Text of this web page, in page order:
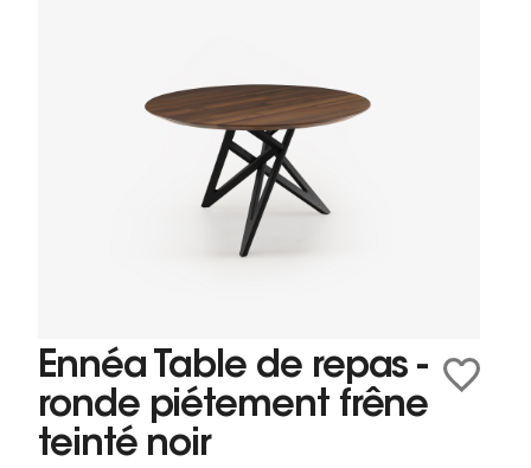
Ennéa Table de repas -
ronde piétement frêne
teinté noir